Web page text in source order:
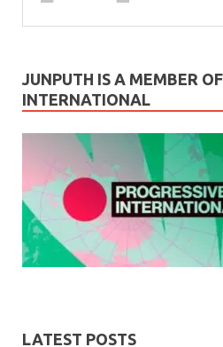
JUNPUTH IS A MEMBER
INTERNATIONAL
LATEST POSTS